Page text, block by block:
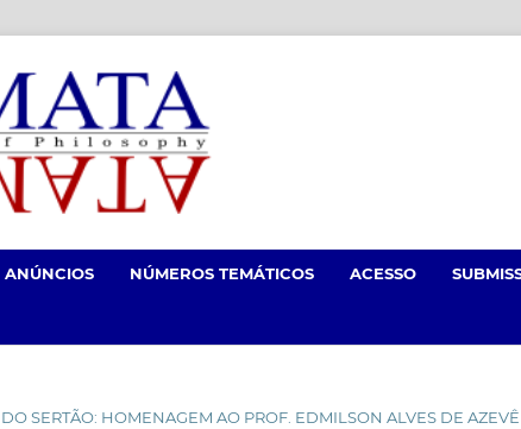
ANÚNCIOS NÚMEROS TEMÁTICOS ACESSO
SERTÃO: HOMENAGEM AO PROF. EDMILSON ALVES DE